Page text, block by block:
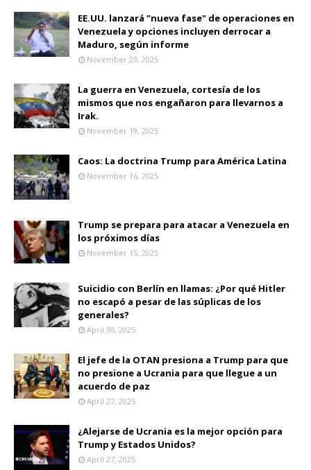
EE.UU. lanzará "nueva fase" de operaciones en
Venezuela y opciones incluyen derrocar a
Maduro, según informe
November 23, 2025
La guerra en Venezuela, cortesía de los
mismos que nos engañaron para llevarnos a
Irak.
November 19, 2025
Caos: La doctrina Trump para América Latina
November 16, 2025
Trump se prepara para atacar a Venezuela en
los próximos días
November 15, 2025
Suicidio con Berlín en llamas: ¿Por qué Hitler
no escapó a pesar de las súplicas de los
generales?
April 30, 2025
El jefe de la OTAN presiona a Trump para que
no presione a Ucrania para que llegue a un
acuerdo de paz
April 27, 2025
¿Alejarse de Ucrania es la mejor opción para
Trump y Estados Unidos?
April 27, 2025